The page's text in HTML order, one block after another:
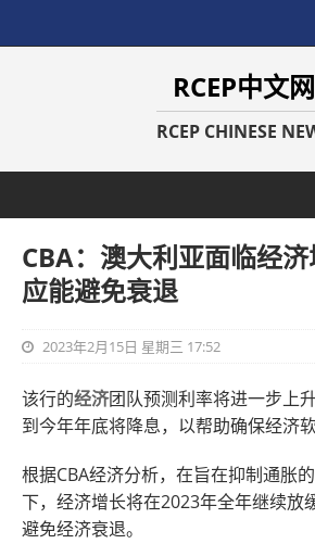
RCEP中文网
RCEP CHINESE
CBA：澳大利亚面临经
应能避免衰退
2023年2月15日 星期三 17:52
该行的经济团队预测利率将进一步上
到今年年底将降息，以帮助确保经济软
根据CBA经济分析，在旨在抑制通胀
下，经济增长将在2023年全年继续放
避免经济衰退。